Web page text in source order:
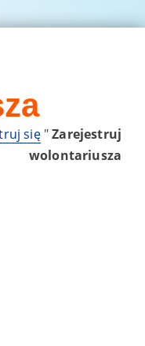
się"Zarejestruj
wolontariusza